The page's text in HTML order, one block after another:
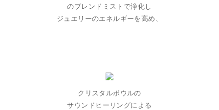
のブレンドミストで浄化し
ジュエリーのエネルギーを高め、
クリスタルボウルの
サウンドヒーリングによる